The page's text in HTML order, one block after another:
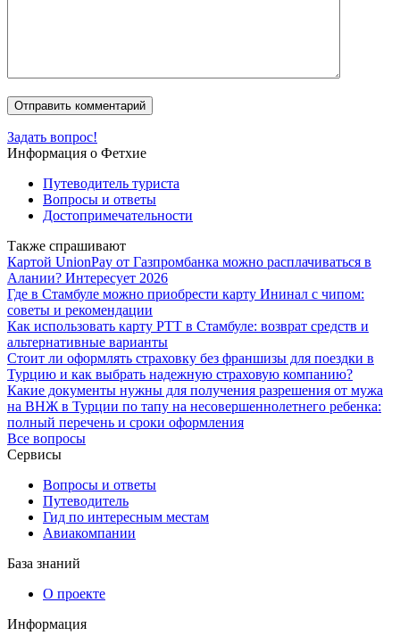
Задать вопрос!
Информация о Фетхие
Путеводитель туриста
Вопросы и ответы
Достопримечательности
Также спрашивают
Картой UnionPay от Газпромбанка можно расплачиваться в
Алании? Интересует 2026
Где в Стамбуле можно приобрести карту Ининал с чипом:
советы и рекомендации
Как использовать карту PTT в Стамбуле: возврат средств и
альтернативные варианты
Стоит ли оформлять страховку без франшизы для поездки в
Турцию и как выбрать надежную страховую компанию?
Какие документы нужны для получения разрешения от мужа
на ВНЖ в Турции по тапу на несовершеннолетнего ребенка:
полный перечень и сроки оформления
Все вопросы
Сервисы
Вопросы и ответы
Путеводитель
Гид по интересным местам
Авиакомпании
База знаний
О проекте
Информация